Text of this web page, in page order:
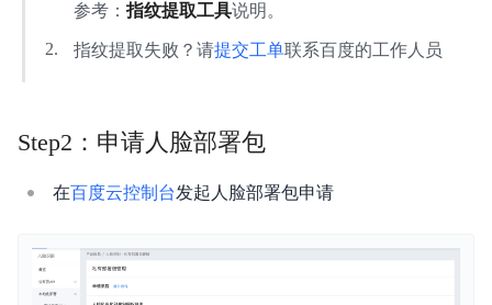
参考： 指纹提取工具说明。
指纹提取失败？请提交工单联系百度的工作人员
Step2：申请人脸部署包
在百度云控制台发起人脸部署包申请